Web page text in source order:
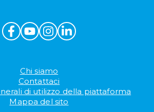
Chi siamo
Contattaci
di utilizzo della piattaforma
Mappa del sito